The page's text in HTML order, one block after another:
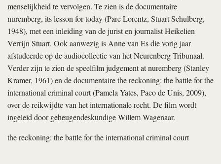
menselijkheid te vervolgen. Te zien is de documentaire
nuremberg, its lesson for today(Pare Lorentz, Stuart Schulberg,
1948), met een inleiding van de jurist en journalist Heikelien
Verrijn Stuart. Ook aanwezig is Anne van Es die vorig jaar
afstudeerde op de audiocollectie van het Neurenberg Tribunaal.
Verder zijn te zien de speelfilmjudgement at nuremberg(Stanley
Kramer, 1961) en de documentairethe reckoning: the battle for the
international criminal court(Pamela Yates, Paco de Unis, 2009),
over de reikwijdte van het internationale recht. De film wordt
ingeleid door geheugendeskundige Willem Wagenaar.
the reckoning: the battle for the international criminal court